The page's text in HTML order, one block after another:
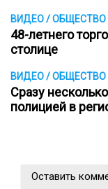
ВИДЕО / ОБЩЕСТВО
48-летнего
столице
ВИДЕО / ОБЩЕСТВО
Сразу
полицией в
Оставить